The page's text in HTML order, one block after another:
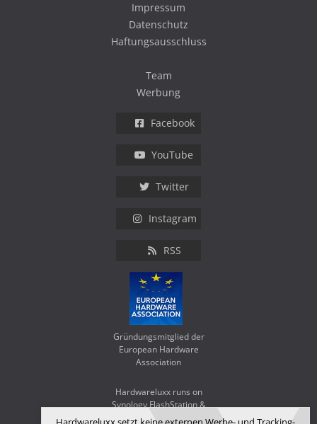
Impressum
Datenschutz
Haftungsausschluss
Team
Werbung
Facebook
YouTube
Twitter
Instagram
RSS
Gründungsmitglied der
European Hardware
Association
Hardwareluxx runs on
Synology FlashStation &
WD Red SA500